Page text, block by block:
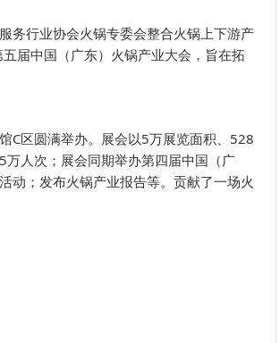
务行业协会火锅专委会整合火锅上下游产
届中国（广东）火锅产业大会，旨在拓
C区圆满举办。展会以5万展览面积、528
人次；展会同期举办第四届中国（广
动；发布火锅产业报告等。贡献了一场火